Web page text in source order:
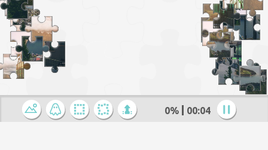
0% 00:05